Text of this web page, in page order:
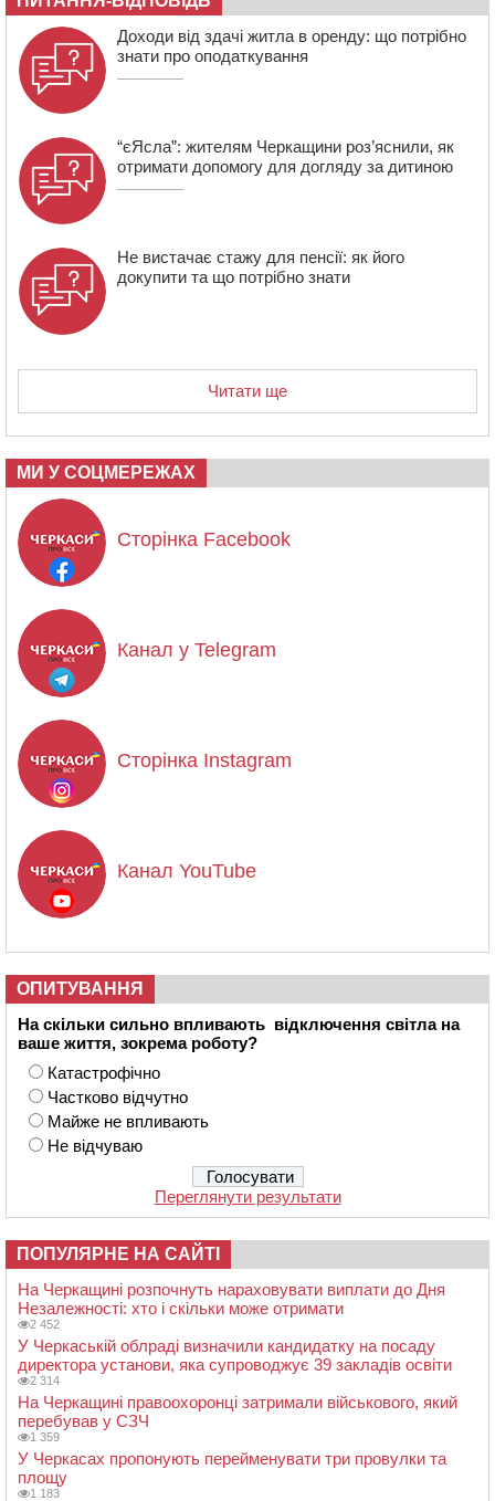
06 СЕРПНЯ 2026, ЧЕТВЕР
21:13
Вісім медалей, з яких чотири золоті: черкаські
спортсмени тріумфували на чемпіонаті України
Доходи від здачі житла в оренду: що потрібно
знати про оподаткування
“єЯсла”: жителям Черкащини роз’яснили, як
отримати допомогу для догляду за дитиною
Не вистачає стажу для пенсії: як його
докупити та що потрібно знати
Читати ще
МИ У СОЦМЕРЕЖАХ
Сторінка Facebook
Канал у Telegram
Сторінка Instagram
Канал YouTube
ОПИТУВАННЯ
На скільки сильно впливають відключення світла на
ваше життя, зокрема роботу?
Катастрофічно
Частково відчутно
Майже не впливають
Не відчуваю
Переглянути результати
ПОПУЛЯРНЕ НА САЙТІ
На Черкащині розпочнуть нараховувати виплати до Дня
Незалежності: хто і скільки може отримати
2 452
У Черкаській облраді визначили кандидатку на посаду
директора установи, яка супроводжує 39 закладів освіти
2 314
На Черкащині правоохоронці затримали військового, який
перебував у СЗЧ
1 359
У Черкасах пропонують перейменувати три провулки та
площу
1 183